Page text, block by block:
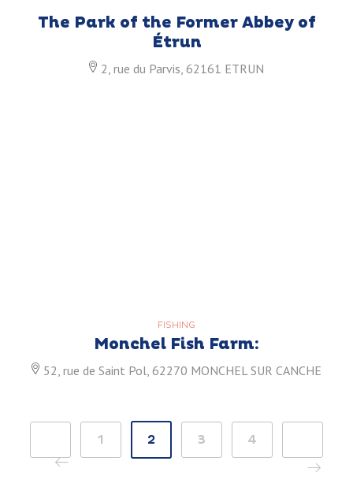
The Park of the Former Abbey of
Étrun
2, rue du Parvis, 62161 ETRUN
FISHING
Monchel Fish Farm:
52, rue de Saint Pol, 62270 MONCHEL SUR CANCHE
1 2 3 4